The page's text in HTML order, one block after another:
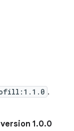
.
1.0.0